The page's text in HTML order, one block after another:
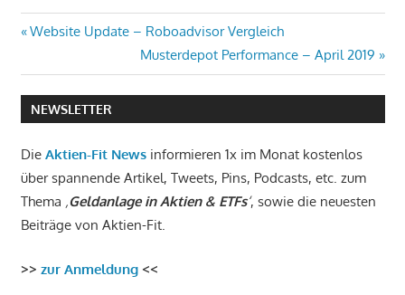
Beitragsnavigation
Vorheriger
Website Update – Roboadvisor Vergleich
Nächster
Beitrag:
Musterdepot Performance – April 2019
NEWSLETTER
Die Aktien-Fit Newsinformieren 1x im Monat kostenlos
über spannende Artikel, Tweets, Pins, Podcasts, etc. zum
Thema ‚Geldanlage in Aktien & ETFs‘, sowie die neuesten
Beiträge von Aktien-Fit.
>> zur Anmeldung<<